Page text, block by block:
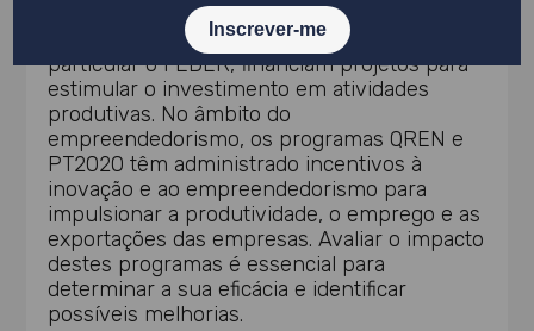
crescimento. Os Fundos Europeus
Estruturais e de Investimento (FEEI), em
particular o FEDER, financiam projetos para
estimular o investimento em atividades
produtivas. No âmbito do
empreendedorismo, os programas QREN e
PT2020 têm administrado incentivos à
inovação e ao empreendedorismo para
impulsionar a produtividade, o emprego e as
exportações das empresas. Avaliar o impacto
destes programas é essencial para
determinar a sua eficácia e identificar
possíveis melhorias.